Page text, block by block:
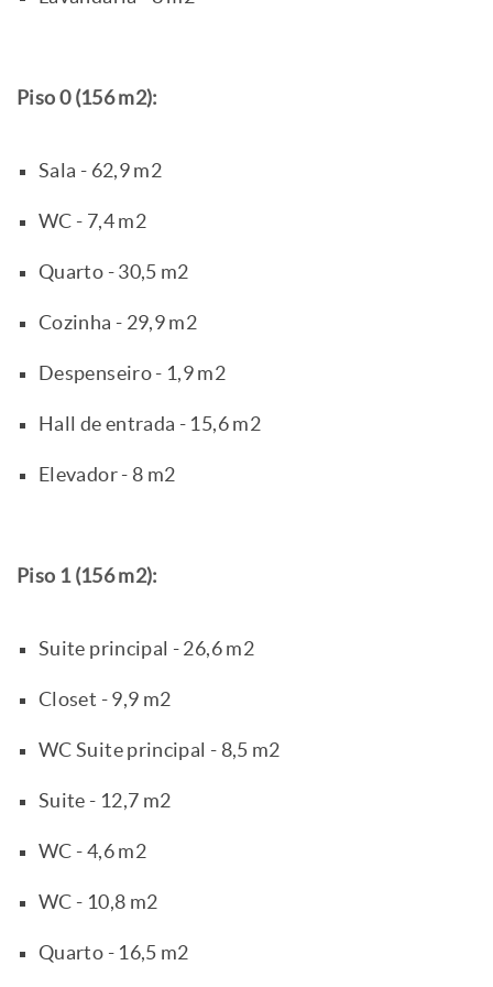
Piso 0 (156 m2):
Sala - 62,9 m2
WC - 7,4 m2
Quarto - 30,5 m2
Cozinha - 29,9 m2
Despenseiro - 1,9 m2
Hall de entrada - 15,6 m2
Elevador - 8 m2
Piso 1 (156 m2):
Suite principal - 26,6 m2
Closet - 9,9 m2
WC Suite principal - 8,5 m2
Suite - 12,7 m2
WC - 4,6 m2
WC - 10,8 m2
Quarto - 16,5 m2